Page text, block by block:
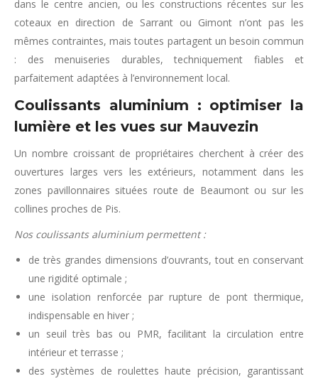
dans le centre ancien, ou les constructions récentes sur les
coteaux en direction de Sarrant ou Gimont n’ont pas les
mêmes contraintes, mais toutes partagent un besoin commun
: des menuiseries durables, techniquement fiables et
parfaitement adaptées à l’environnement local.
Coulissants aluminium : optimiser la
lumière et les vues sur Mauvezin
Un nombre croissant de propriétaires cherchent à créer des
ouvertures larges vers les extérieurs, notamment dans les
zones pavillonnaires situées route de Beaumont ou sur les
collines proches de Pis.
Nos coulissants aluminium permettent :
de très grandes dimensions d’ouvrants, tout en conservant
une rigidité optimale ;
une isolation renforcée par rupture de pont thermique,
indispensable en hiver ;
un seuil très bas ou PMR, facilitant la circulation entre
intérieur et terrasse ;
des systèmes de roulettes haute précision, garantissant